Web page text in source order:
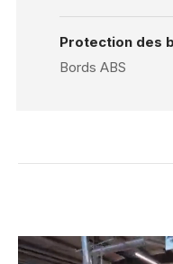
Protection des
Bords ABS